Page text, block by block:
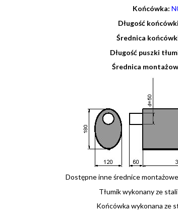
Końcówka:
Długość
Średnica
Długość puszki
Średnica
Dostępne inne średnice
Tłumik wykonany ze
Końcówka wykonana ze